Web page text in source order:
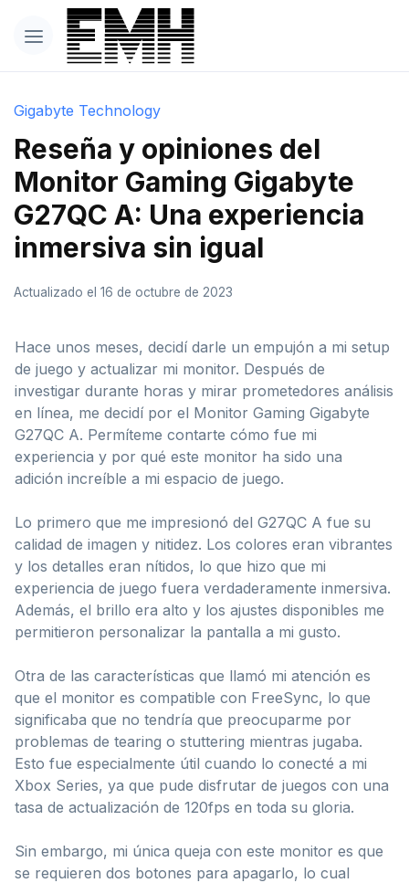
Gigabyte Technology
Reseña y opiniones del
Monitor Gaming Gigabyte
G27QC A: Una experiencia
inmersiva sin igual
Actualizado el 16 de octubre de 2023
Hace unos meses, decidí darle un empujón a mi setup
de juego y actualizar mi monitor. Después de
investigar durante horas y mirar prometedores análisis
en línea, me decidí por el Monitor Gaming Gigabyte
G27QC A. Permíteme contarte cómo fue mi
experiencia y por qué este monitor ha sido una
adición increíble a mi espacio de juego.
Lo primero que me impresionó del G27QC A fue su
calidad de imagen y nitidez. Los colores eran vibrantes
y los detalles eran nítidos, lo que hizo que mi
experiencia de juego fuera verdaderamente inmersiva.
Además, el brillo era alto y los ajustes disponibles me
permitieron personalizar la pantalla a mi gusto.
Otra de las características que llamó mi atención es
que el monitor es compatible con FreeSync, lo que
significaba que no tendría que preocuparme por
problemas de tearing o stuttering mientras jugaba.
Esto fue especialmente útil cuando lo conecté a mi
Xbox Series, ya que pude disfrutar de juegos con una
tasa de actualización de 120fps en toda su gloria.
Sin embargo, mi única queja con este monitor es que
se requieren dos botones para apagarlo, lo cual